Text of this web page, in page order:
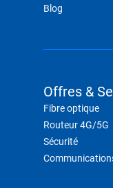
Blog
Offres &
Fibre optique
Routeur 4G/5G
Sécurité